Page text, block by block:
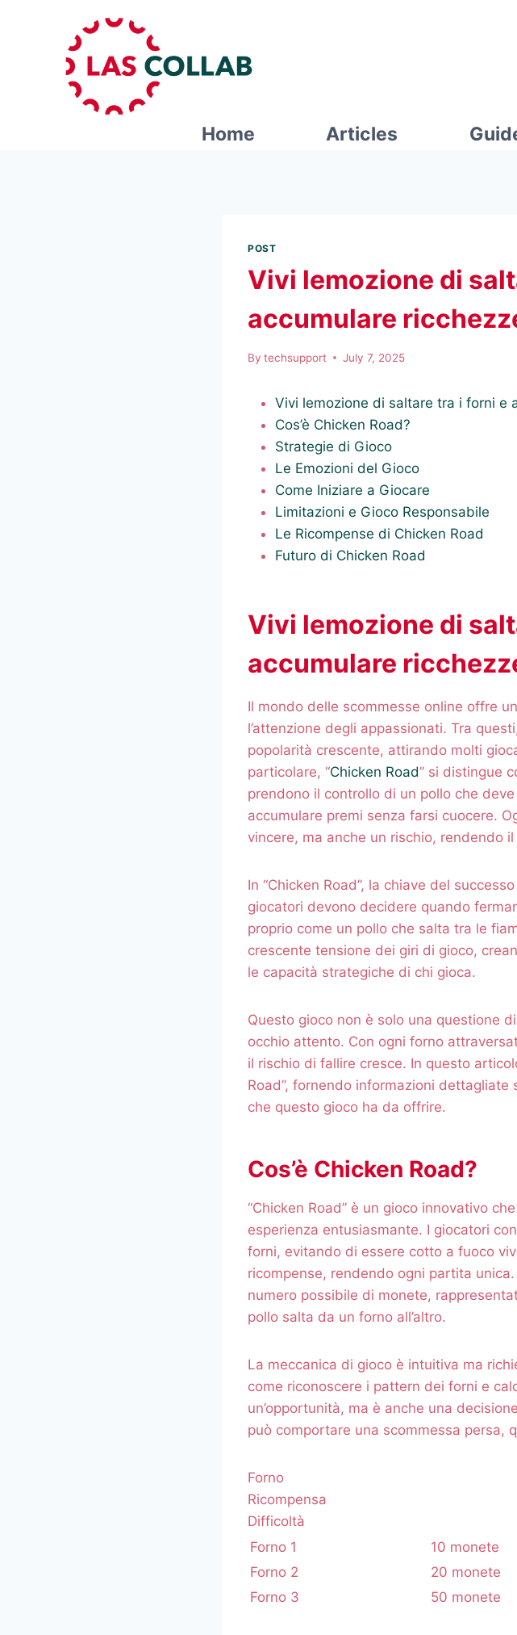
Home Articles
POST
Vivi lemozione di
accumulare
By techsupport July 7, 2025
Vivi lemozione di saltare tra i forni e
Cos’è Chicken Road?
Strategie di Gioco
Le Emozioni del Gioco
Come Iniziare a Giocare
Limitazioni e Gioco Responsabile
Le Ricompense di Chicken Road
Futuro di Chicken Road
Vivi lemozione di
accumulare
Il mondo delle scommesse online offre
l’attenzione degli appassionati. Tra
popolarità crescente, attirando molti
particolare, “Chicken Road” si distingue
prendono il controllo di un pollo che
accumulare premi senza farsi cuocere.
vincere, ma anche un rischio, rendendo
In “Chicken Road”, la chiave del
giocatori devono decidere quando
proprio come un pollo che salta tra le
crescente tensione dei giri di gioco,
le capacità strategiche di chi gioca.
Questo gioco non è solo una questione
occhio attento. Con ogni forno
il rischio di fallire cresce. In questo
Road”, fornendo informazioni
che questo gioco ha da offrire.
Cos’è Chicken Road?
“Chicken Road” è un gioco innovativo
esperienza entusiasmante. I giocatori
forni, evitando di essere cotto a fuoco
ricompense, rendendo ogni partita
numero possibile di monete,
pollo salta da un forno all’altro.
La meccanica di gioco è intuitiva ma
come riconoscere i pattern dei forni e
un’opportunità, ma è anche una
può comportare una scommessa persa,
Forno
Ricompensa
Difficoltà
Forno 1
10 monete
Forno 2
20 monete
Forno 3
50 monete